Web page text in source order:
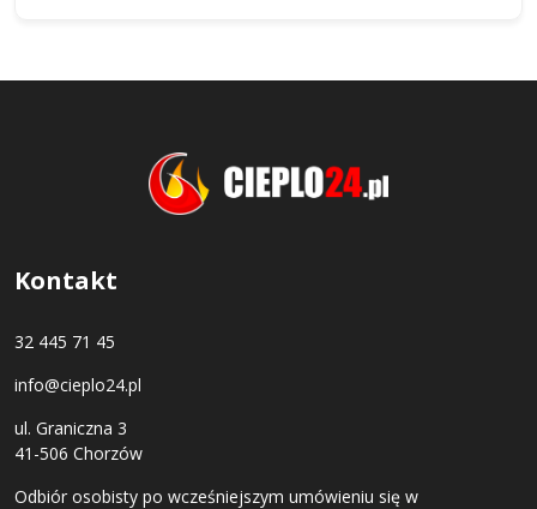
Kontakt
32 445 71 45
info@cieplo24.pl
ul. Graniczna 3
41-506 Chorzów
Odbiór osobisty po wcześniejszym umówieniu się w